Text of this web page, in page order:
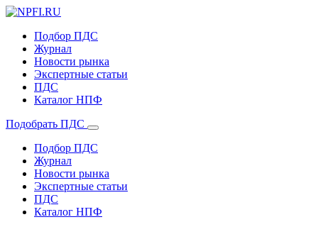
Подбор ПДС
Журнал
Новости рынка
Экспертные статьи
ПДС
Каталог НПФ
Подобрать ПДС
Подбор ПДС
Журнал
Новости рынка
Экспертные статьи
ПДС
Каталог НПФ